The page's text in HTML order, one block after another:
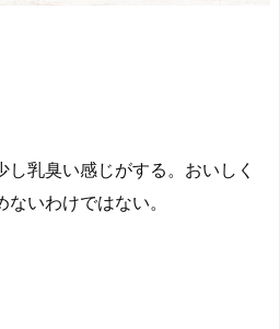
乳臭い感じがする。おいしく
いわけではない。